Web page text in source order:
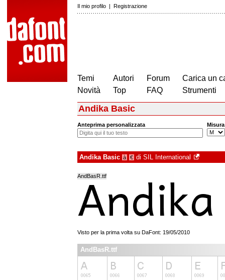
Il mio profilo | Registrazione
Temi
Novità
Autori
Top
Forum
FAQ
Carica un
Strumenti
Andika Basic
Anteprima personalizzata Misura
Andika Basic à € di SIL International
AndBasR.ttf
Visto per la prima volta su DaFont: 19/05/2010
AndBasR.ttf